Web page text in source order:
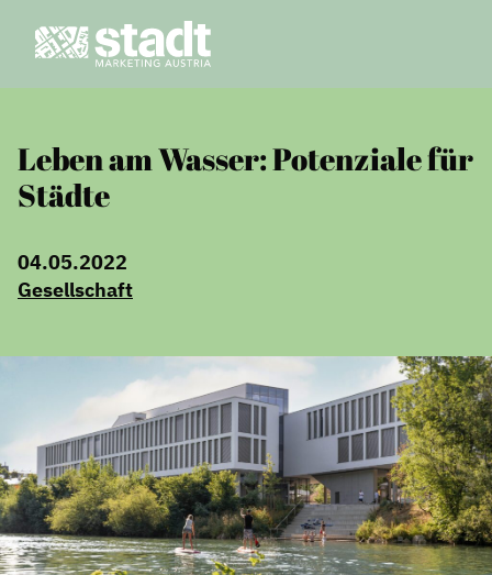
Leben am Wasser: Potenziale für
Städte
04.05.2022
Gesellschaft